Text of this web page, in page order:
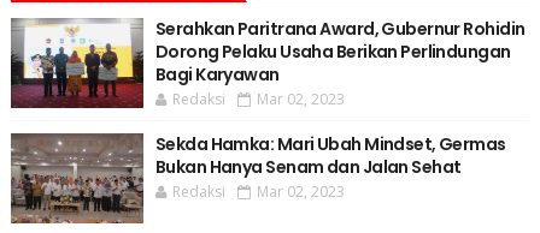
Serahkan Paritrana Award, Gubernur Rohidin
Dorong Pelaku Usaha Berikan Perlindungan
Bagi Karyawan
Redaksi Mar 02, 2023
Sekda Hamka: Mari Ubah Mindset, Germas
Bukan Hanya Senam dan Jalan Sehat
Redaksi Mar 02, 2023